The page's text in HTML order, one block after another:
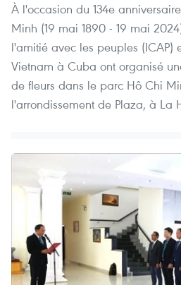
À l'occasion du 134e
Minh (19 mai 1890 - 19 mai
l'amitié avec les peuples (ICAP)
Vietnam à Cuba ont organisé
de fleurs dans le parc Hô Chi
l'arrondissement de Plaza, à La